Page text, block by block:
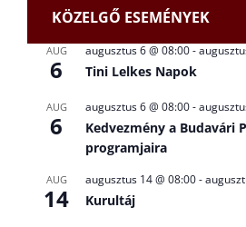
KÖZELGŐ ESEMÉNYEK
AUG
6
augusztus 6 @ 08:00-
Tini Lelkes Napok
AUG
6
augusztus 6 @ 08:00-
Kedvezmény a Budavári
programjaira
AUG
14
augusztus 14 @ 08:00-
Kurultáj